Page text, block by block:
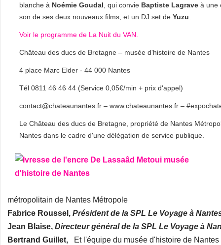
blanche à Noémie Goudal , qui convie Baptiste Lagrave à une
son de ses deux nouveaux films, et un DJ set de Yuzu
Voir le programme de La Nuit du VAN.
Château des ducs de Bretagne – musée d'histoire de Nantes
4 place Marc Elder - 44 000 Nantes
Tél 0811 46 46 44 (Service 0,05€/min + prix d'appel)
contact@chateaunantes.fr – www.chateaunantes.fr –
Le Château des ducs de Bretagne, propriété de Nantes
Nantes dans le cadre d'une délégation de service publique.
métropolitain de Nantes Métropole
Fabrice Roussel, Président de la SPL Le Voyage à
Jean Blaise, Directeur général de la SPL Le Voyage à
Bertrand Guillet,
Et l'équipe du musée d'histoire de Nantes